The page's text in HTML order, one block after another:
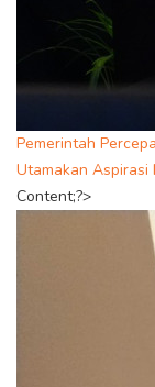
Pemerintah
Utamakan
Content;?>